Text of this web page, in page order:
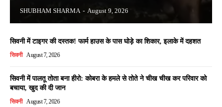
SHUBHAM SHARMA - August 9, 2026
सिवनी में टाइगर की दस्तक! फार्म हाउस के पास घोड़े का शिकार, इलाके में दहशत
सिवनी August 7, 2026
सिवनी में पालतू तोता बना हीरो: कोबरा के हमले से तोते ने चीख चीख कर परिवार को
बचाया, खुद की दी जान
सिवनी August 7, 2026